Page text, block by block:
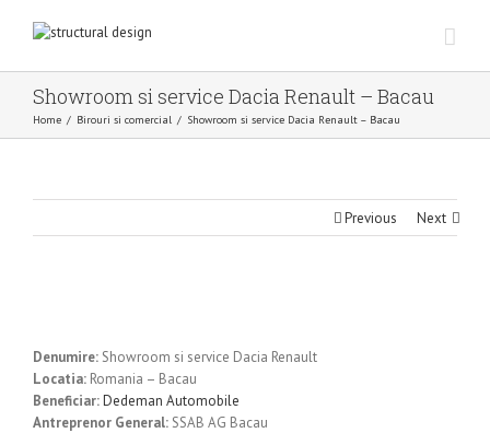
Showroom si service Dacia Renault – Bacau
Home / Birouri si comercial / Showroom si service Dacia Renault – Bacau
Previous Next
Denumire: Showroom si service Dacia Renault
Locatia: Romania – Bacau
Beneficiar:Dedeman Automobile
Antreprenor General: SSAB AG Bacau